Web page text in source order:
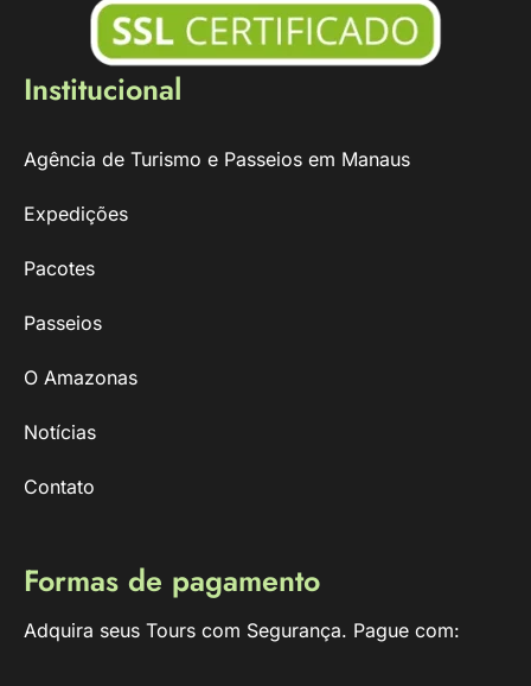
Institucional
Agência de Turismo e Passeios em Manaus
Expedições
Pacotes
Passeios
O Amazonas
Notícias
Contato
Formas de pagamento
Adquira seus Tours com Segurança. Pague com: